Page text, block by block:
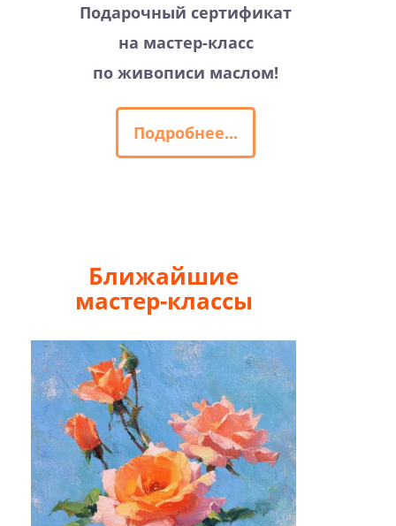
Подарочный сертификат
на мастер-класс
по живописи маслом!
Подробнее...
Ближайшие
мастер-классы